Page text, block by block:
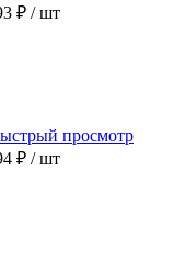
₽ / шт
просмотр
₽ / шт